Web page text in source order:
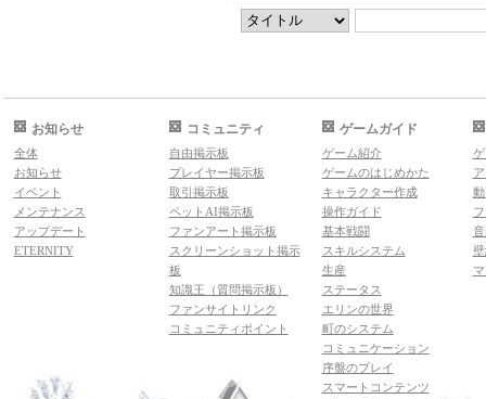
お知らせ
全体
お知らせ
イベント
メンテナンス
アップデート
ETERNITY
コミュニティ
自由掲示板
プレイヤー掲示板
取引掲示板
ペットAI掲示板
ファンアート掲示板
スクリーンショット掲示
板
知識王（質問掲示板）
ファンサイトリンク
コミュニティポイント
ゲームガイド
ゲーム紹介
ゲームのはじめかた
キャラクター作成
操作ガイド
基本戦闘
スキルシステム
生産
ステータス
エリンの世界
町のシステム
コミュニケーション
序盤のプレイ
スマートコンテンツ